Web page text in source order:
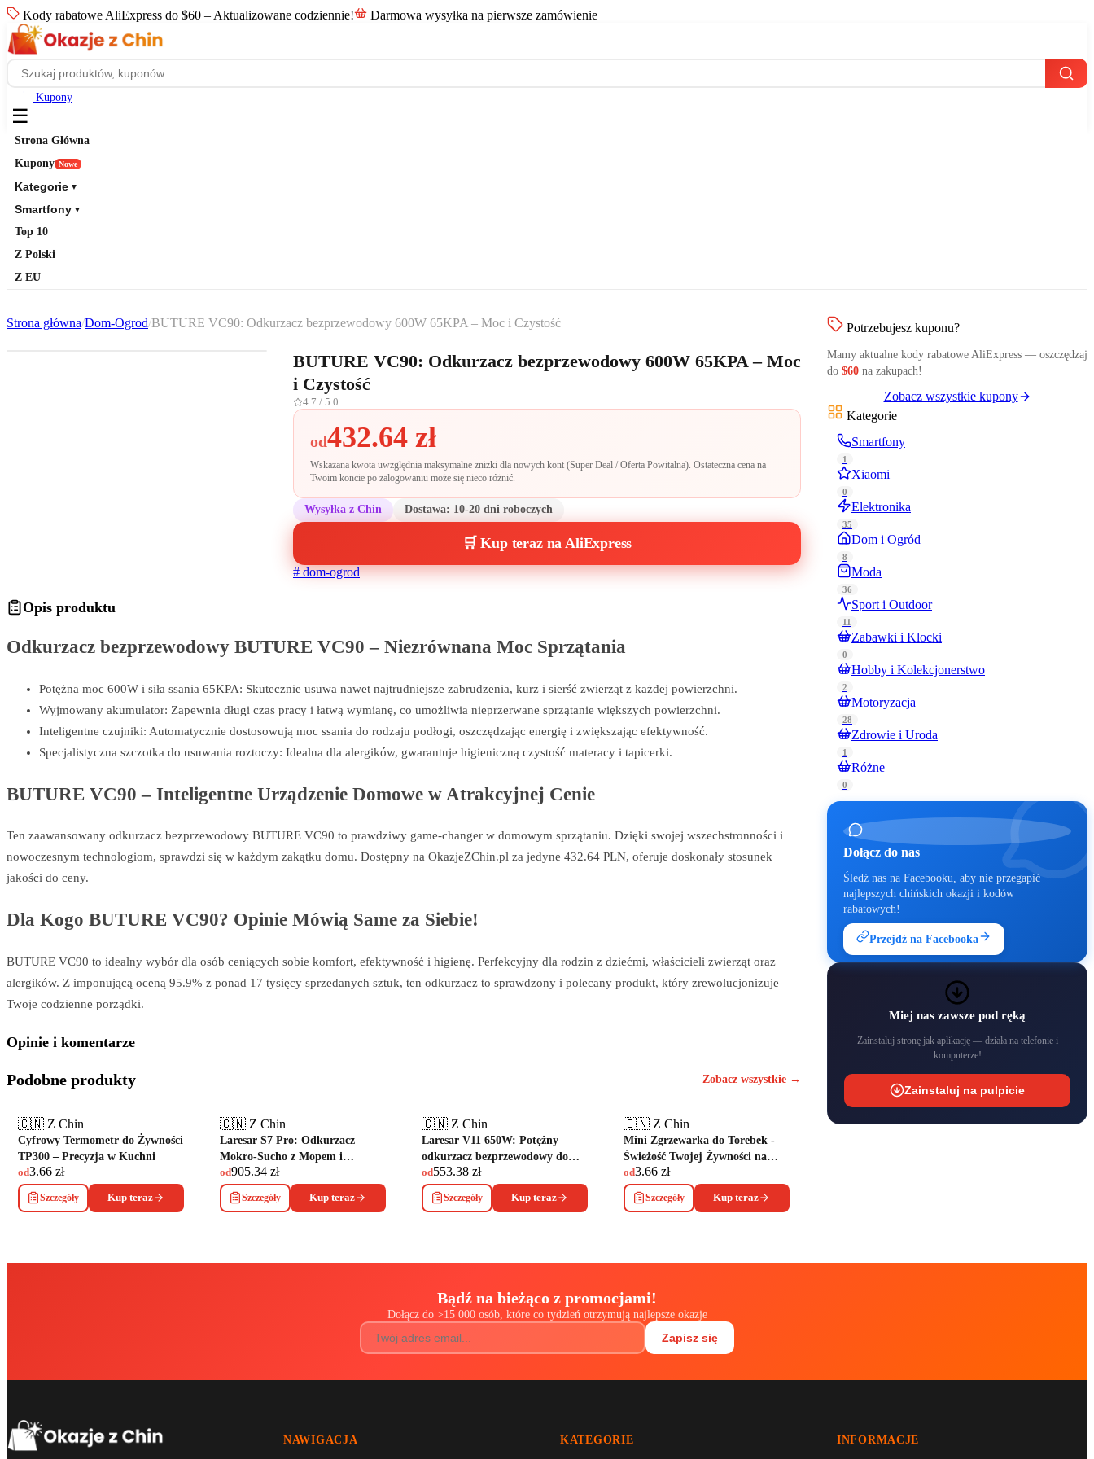
Kody rabatowe AliExpress do $60 – Aktualizowane codziennie! Darmowa wysyłka na pierwsze zamówienie
Kupony
☰
Strona Główna
Kupony Nowe
Kategorie ▼
Smartfony ▼
Top 10
Z Polski
Z EU
Strona główna/Dom-Ogrod/BUTURE VC90: Odkurzacz bezprzewodowy 600W 65KPA – Moc i Czystość
BUTURE VC90: Odkurzacz bezprzewodowy 600W 65KPA – Moc
i Czystość
4.7 / 5.0
od432.64 zł
Wskazana kwota uwzględnia maksymalne zniżki dla nowych kont (Super Deal / Oferta Powitalna). Ostateczna cena na
Twoim koncie po zalogowaniu może się nieco różnić.
Wysyłka z Chin Dostawa: 10-20 dni roboczych
🛒 Kup teraz na AliExpress
#dom-ogrod
Opis produktu
Odkurzacz bezprzewodowy BUTURE VC90 – Niezrównana Moc Sprzątania
Potężna moc 600W i siła ssania 65KPA: Skutecznie usuwa nawet najtrudniejsze zabrudzenia, kurz i sierść zwierząt z każdej powierzchni.
Wyjmowany akumulator: Zapewnia długi czas pracy i łatwą wymianę, co umożliwia nieprzerwane sprzątanie większych powierzchni.
Inteligentne czujniki: Automatycznie dostosowują moc ssania do rodzaju podłogi, oszczędzając energię i zwiększając efektywność.
Specjalistyczna szczotka do usuwania roztoczy: Idealna dla alergików, gwarantuje higieniczną czystość materacy i tapicerki.
BUTURE VC90 – Inteligentne Urządzenie Domowe w Atrakcyjnej Cenie
Ten zaawansowany odkurzacz bezprzewodowy BUTURE VC90 to prawdziwy game-changer w domowym sprzątaniu. Dzięki swojej wszechstronności i
nowoczesnym technologiom, sprawdzi się w każdym zakątku domu. Dostępny na OkazjeZChin.pl za jedyne 432.64 PLN, oferuje doskonały stosunek
jakości do ceny.
Dla Kogo BUTURE VC90? Opinie Mówią Same za Siebie!
BUTURE VC90 to idealny wybór dla osób ceniących sobie komfort, efektywność i higienę. Perfekcyjny dla rodzin z dziećmi, właścicieli zwierząt oraz
alergików. Z imponującą oceną 95.9% z ponad 17 tysięcy sprzedanych sztuk, ten odkurzacz to sprawdzony i polecany produkt, który zrewolucjonizuje
Twoje codzienne porządki.
Opinie i komentarze
Podobne produkty Zobacz wszystkie →
🇨🇳 Z Chin
Cyfrowy Termometr do Żywności
TP300 – Precyzja w Kuchni
od3.66 zł
Szczegóły Kup teraz
🇨🇳 Z Chin
Laresar S7 Pro: Odkurzacz
Mokro-Sucho z Mopem i
Samoczyszczeniem
od905.34 zł
Szczegóły Kup teraz
🇨🇳 Z Chin
Laresar V11 650W: Potężny
odkurzacz bezprzewodowy do
Twojego domu
od553.38 zł
Szczegóły Kup teraz
🇨🇳 Z Chin
Mini Zgrzewarka do Torebek -
Świeżość Twojej Żywności na
Dłużej
od3.66 zł
Szczegóły Kup teraz
Potrzebujesz kuponu?
Mamy aktualne kody rabatowe AliExpress — oszczędzaj
do $60 na zakupach!
Zobacz wszystkie kupony
Kategorie
Smartfony
1
Xiaomi
0
Elektronika
35
Dom i Ogród
8
Moda
36
Sport i Outdoor
11
Zabawki i Klocki
0
Hobby i Kolekcjonerstwo
2
Motoryzacja
28
Zdrowie i Uroda
1
Różne
0
Dołącz do nas
Śledź nas na Facebooku, aby nie przegapić
najlepszych chińskich okazji i kodów
rabatowych!
Przejdź na Facebooka
Miej nas zawsze pod ręką
Zainstaluj stronę jak aplikację — działa na telefonie i
komputerze!
Zainstaluj na pulpicie
Bądź na bieżąco z promocjami!
Dołącz do >15 000 osób, które co tydzień otrzymują najlepsze okazje
Zapisz się
NAWIGACJA KATEGORIE INFORMACJE